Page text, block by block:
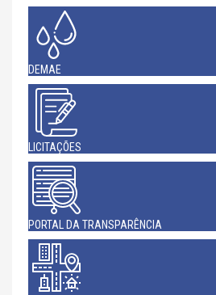
DEMAE
LICITAÇÕES
PORTAL DA TRANSPARÊNCIA